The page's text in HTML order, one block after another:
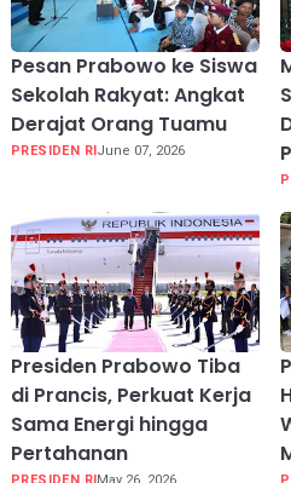
Pesan Prabowo ke Siswa
Sekolah Rakyat: Angkat
Derajat Orang Tuamu
PRESIDEN RIJune 07, 2026
Presiden Prabowo Tiba
di Prancis, Perkuat Kerja
Sama Energi hingga
Pertahanan
PRESIDEN RIMay 26, 2026